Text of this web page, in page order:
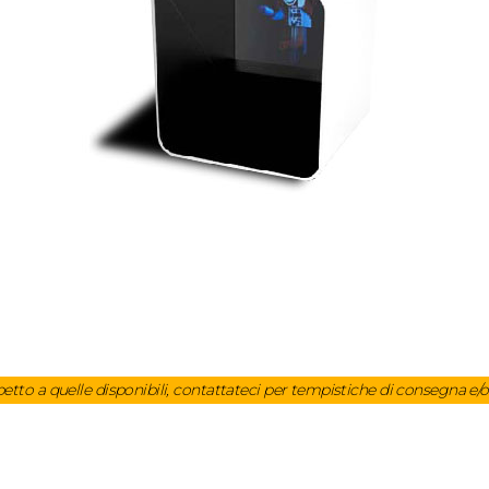
a quelle disponibili, contattateci per tempistiche di consegna e/